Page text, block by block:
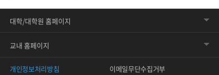
대학/대학원 홈페이지
교내 홈페이지
개인정보처리방침 이메일무단수집거부